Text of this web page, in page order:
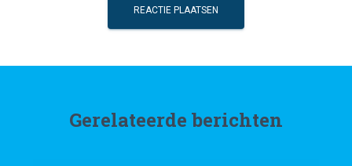
Gerelateerde berichten